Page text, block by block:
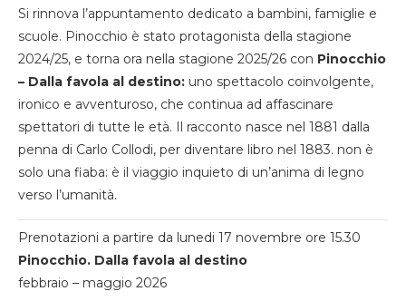
Si rinnova l’appuntamento dedicato a bambini, famiglie e
scuole. Pinocchio è stato protagonista della stagione
2024/25, e torna ora nella stagione 2025/26 con Pinocchio
– Dalla favola al destino: uno spettacolo coinvolgente,
ironico e avventuroso, che continua ad affascinare
spettatori di tutte le età. Il racconto nasce nel 1881 dalla
penna di Carlo Collodi, per diventare libro nel 1883. non è
solo una fiaba: è il viaggio inquieto di un’anima di legno
verso l’umanità.
Prenotazioni a partire da lunedi 17 novembre ore 15.30
Pinocchio. Dalla favola al destino
febbraio – maggio 2026